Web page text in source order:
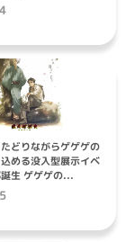
どりながらゲゲゲの
める没入型展示イベ
生 ゲゲゲの...